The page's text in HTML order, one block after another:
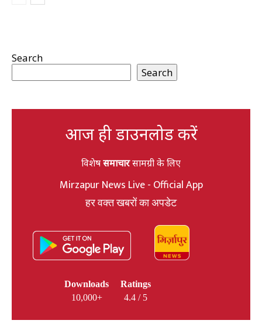
Search
Search
आज ही डाउनलोड करें
विशेषसमाचारसामग्री के लिए
Mirzapur News Live - Official App
हर वक्त खबरों का अपडेट
Downloads
10,000+
Ratings
4.4 / 5